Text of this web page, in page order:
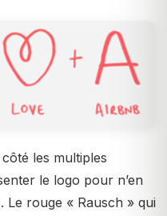
les multiples
le logo pour n’en
Le rouge « Rausch » qui